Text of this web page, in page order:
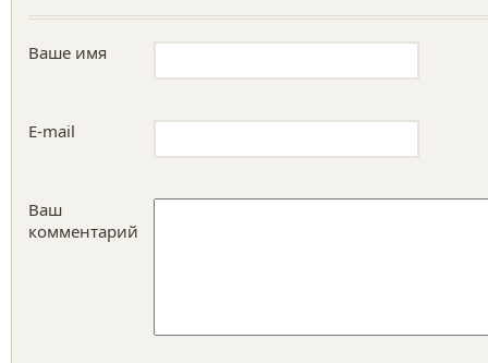
Ваше имя
E-mail
Ваш
комментарий